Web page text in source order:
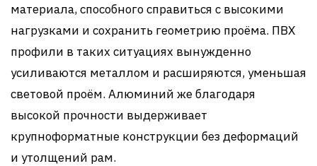
материала, способного справиться с высокими
нагрузками и сохранить геометрию проёма. ПВХ
профили в таких ситуациях вынужденно
усиливаются металлом и расширяются, уменьшая
световой проём. Алюминий же благодаря
высокой прочности выдерживает
крупноформатные конструкции без деформаций
и утолщений рам.